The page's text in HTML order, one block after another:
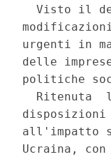
Visto il
urgenti in
delle
politiche
Ritenuta
all'impatto
Ucraina,